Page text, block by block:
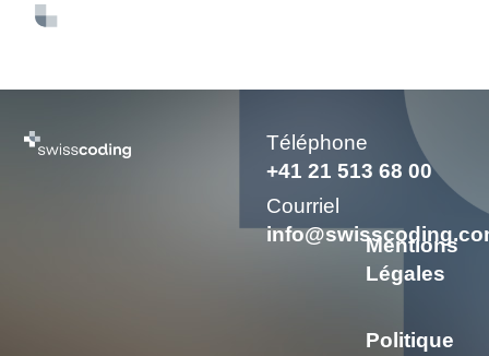
Téléphone
+41 21 513 68 00
Courriel
Mentions
Légales
Politique